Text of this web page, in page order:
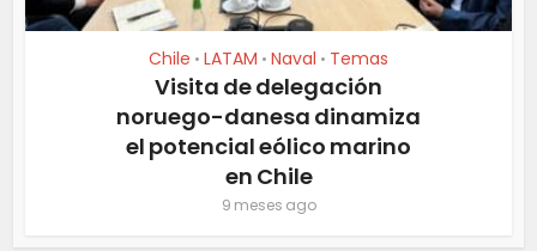
Chile • LATAM • Naval • Temas
Visita de delegación
noruego-danesa dinamiza
el potencial eólico marino
en Chile
9 meses ago